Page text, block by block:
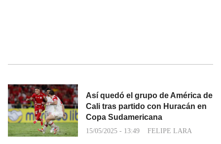
Así quedó el grupo de América de
Cali tras partido con Huracán en
Copa Sudamericana
15/05/2025 - 13:49 FELIPE LARA